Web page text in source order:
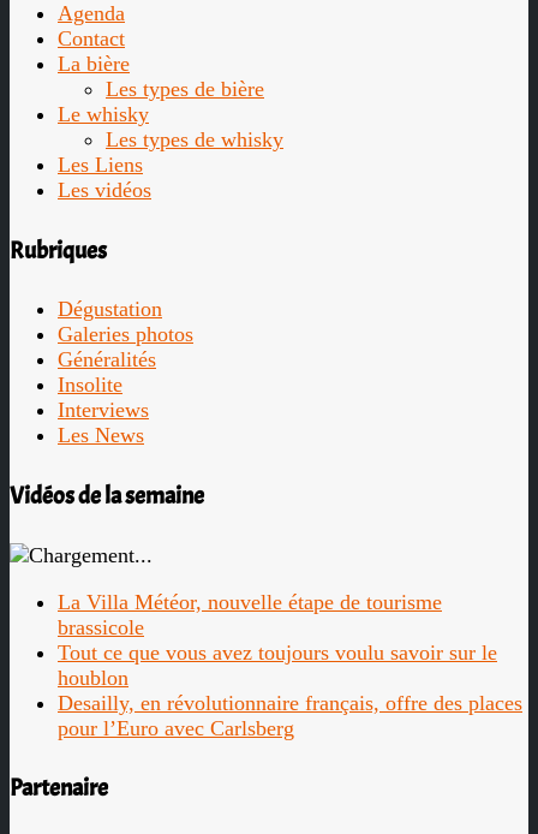
Agenda
Contact
La bière
Les types de bière
Le whisky
Les types de whisky
Les Liens
Les vidéos
Rubriques
Dégustation
Galeries photos
Généralités
Insolite
Interviews
Les News
Vidéos de la semaine
La Villa Météor, nouvelle étape de tourisme
brassicole
Tout ce que vous avez toujours voulu savoir sur le
houblon
Desailly, en révolutionnaire français, offre des places
pour l’Euro avec Carlsberg
Partenaire